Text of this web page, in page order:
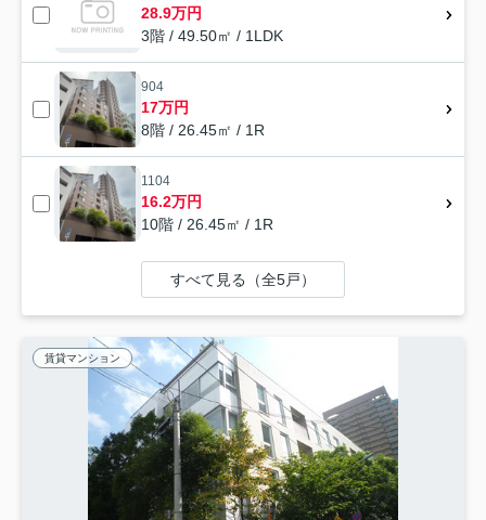
28.9万円
3階 / 49.50㎡ / 1LDK
904
17万円
8階 / 26.45㎡ / 1R
1104
16.2万円
10階 / 26.45㎡ / 1R
すべて見る（全5戸）
賃貸マンション